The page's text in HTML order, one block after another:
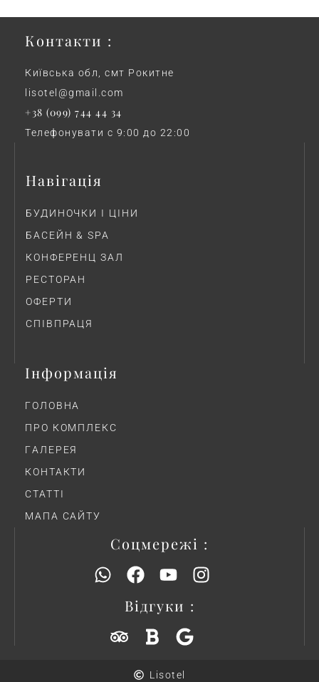
Контакти :
Київська обл, смт Рокитне
lisotel@gmail.com
+38 (099) 744 44 34
Телефонувати с 9:00 до 22:00
Навігація
БУДИНОЧКИ І ЦІНИ
БАСЕЙН & SPA
КОНФЕРЕНЦ ЗАЛ
РЕСТОРАН
ОФЕРТИ
СПІВПРАЦЯ
Інформація
ГОЛОВНА
ПРО КОМПЛЕКС
ГAЛЕРЕЯ
КОНТАКТИ
СТАТТІ
МАПА САЙТУ
Соцмережі :
Відгуки :
Lisotel